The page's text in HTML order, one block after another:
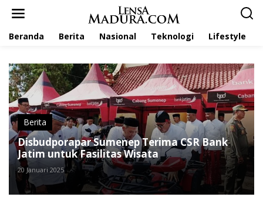
Beranda Berita Nasional Teknologi Lifestyle
Berita
Disbudporapar Sumenep Terima CSR Bank
Jatim untuk Fasilitas Wisata
20 Januari 2025